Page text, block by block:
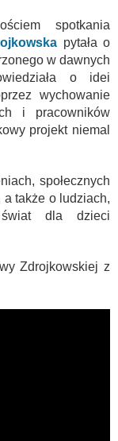
spotkania
pytała o
w dawnych
o idei
wychowanie
i pracowników
projekt niemal
społecznych
także o ludziach,
dla dzieci
Zdrojkowskiej z